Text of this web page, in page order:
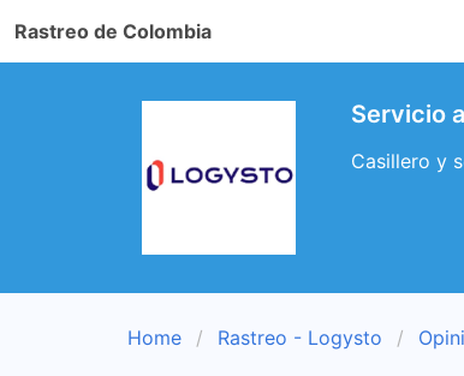
Rastreo de Colombia
Servicio
Casillero y
Home Rastreo - Logysto